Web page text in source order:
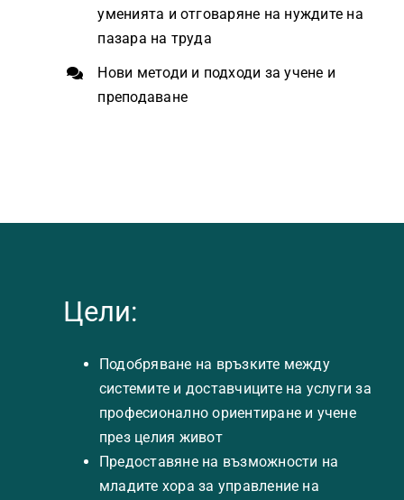
уменията и отговаряне на нуждите на
пазара на труда
Нови методи и подходи за учене и
преподаване
Цели:
Подобряване на връзките между
системите и доставчиците на услуги за
професионално ориентиране и учене
през целия живот
Предоставяне на възможности на
младите хора за управление на